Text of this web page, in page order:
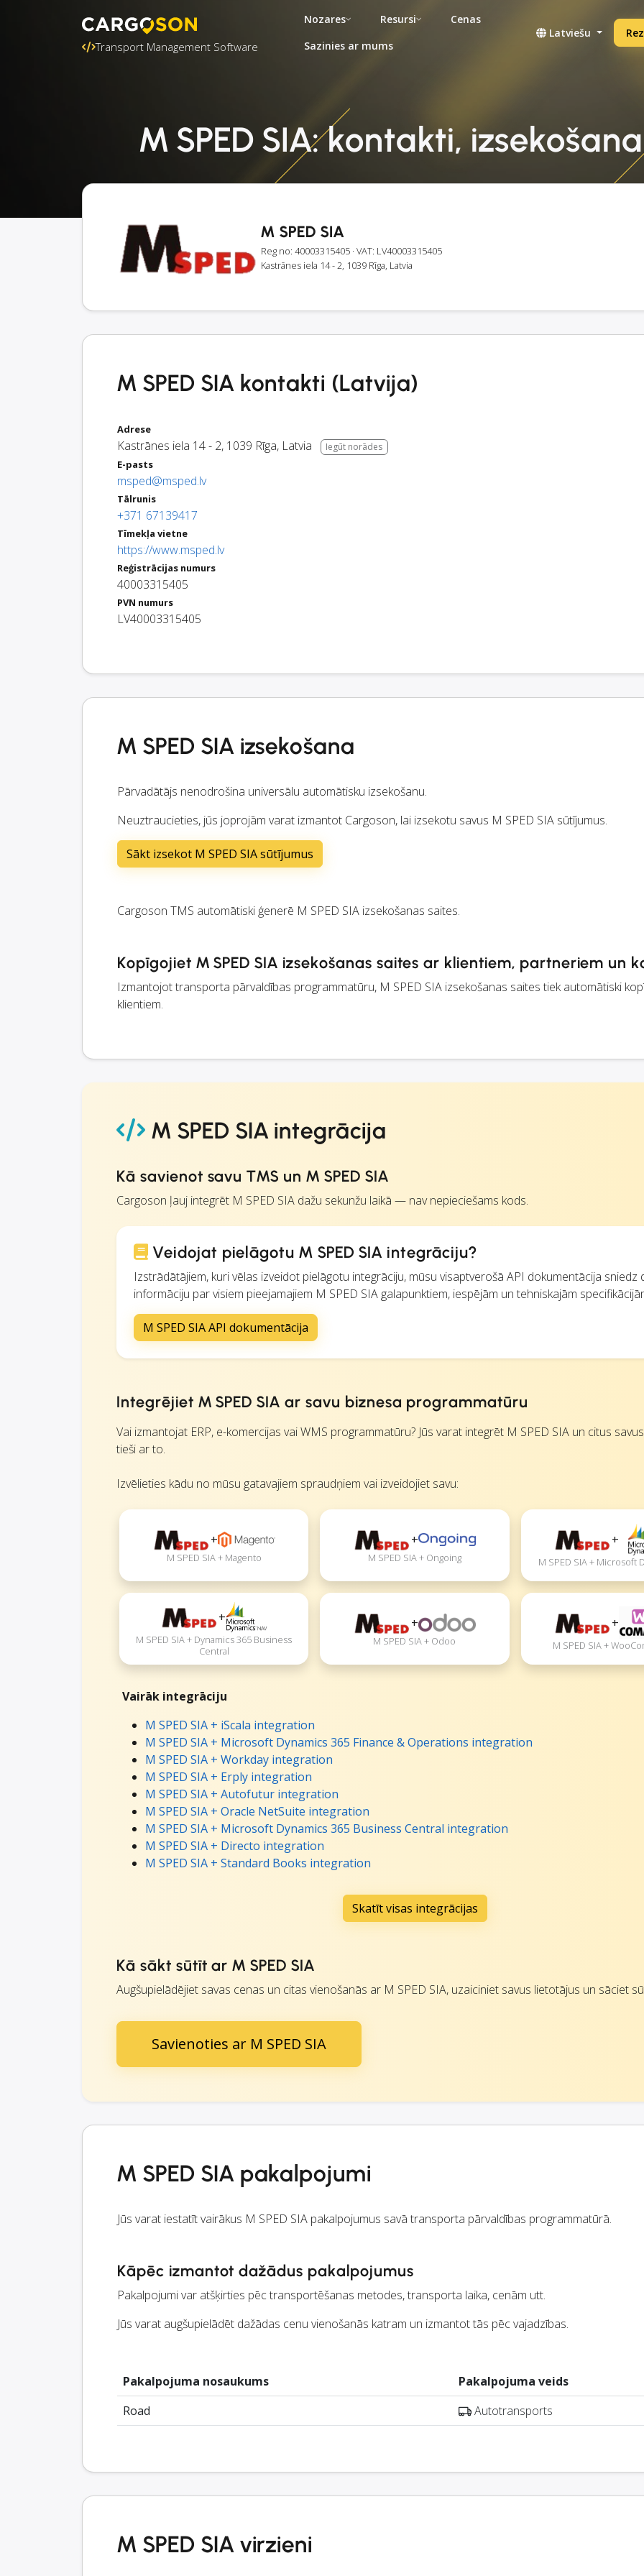
Transport Management Software
Nozares Resursi
Cenas
Sazinies ar mums
Latviešu
M SPED SIA: kontakti,
M SPED SIA
Reg no: 40003315405 · VAT: LV40003315405
Kastrānes iela 14 - 2, 1039 Rīga, Latvia
M SPED SIA kontakti (Latvija)
Adrese
Kastrānes iela 14 - 2, 1039 Rīga, Latvia Iegūt norādes
E-pasts
msped@msped.lv
Tālrunis
+371 67139417
Tīmekļa vietne
https://www.msped.lv
Reģistrācijas numurs
40003315405
PVN numurs
LV40003315405
M SPED SIA izsekošana
Pārvadātājs nenodrošina universālu automātisku izsekošanu.
Neuztraucieties, jūs joprojām varat izmantot Cargoson, lai izsekotu savus M SPED SIA sūtījumus.
Sākt izsekot M SPED SIA sūtījumus
Cargoson TMS automātiski ģenerē M SPED SIA izsekošanas saites.
Kopīgojiet M SPED SIA izsekošanas saites ar klientiem, partneriem un
Izmantojot transporta pārvaldības programmatūru, M SPED SIA izsekošanas saites tiek automātiski
klientiem.
M SPED SIA integrācija
Kā savienot savu TMS un M SPED SIA
Cargoson ļauj integrēt M SPED SIA dažu sekunžu laikā — nav nepieciešams kods.
Veidojat pielāgotu M SPED SIA integrāciju?
Izstrādātājiem, kuri vēlas izveidot pielāgotu integrāciju, mūsu visaptverošā API dokumentācija sniedz
informāciju par visiem pieejamajiem M SPED SIA galapunktiem, iespējām un tehniskajām
M SPED SIA API dokumentācija
Integrējiet M SPED SIA ar savu biznesa programmatūru
Vai izmantojat ERP, e-komercijas vai WMS programmatūru? Jūs varat integrēt M SPED SIA un citus
tieši ar to.
Izvēlieties kādu no mūsu gatavajiem spraudņiem vai izveidojiet savu:
+
M SPED SIA + Magento
+
M SPED SIA + Ongoing
+
M SPED SIA + Microsoft
+
M SPED SIA + Dynamics 365 Business
Central
+
M SPED SIA + Odoo
+
M SPED SIA +
Vairāk integrāciju
M SPED SIA + iScala integration
M SPED SIA + Microsoft Dynamics 365 Finance & Operations integration
M SPED SIA + Workday integration
M SPED SIA + Erply integration
M SPED SIA + Autofutur integration
M SPED SIA + Oracle NetSuite integration
M SPED SIA + Microsoft Dynamics 365 Business Central integration
M SPED SIA + Directo integration
M SPED SIA + Standard Books integration
Skatīt visas integrācijas
Kā sākt sūtīt ar M SPED SIA
Augšupielādējiet savas cenas un citas vienošanās ar M SPED SIA, uzaiciniet savus lietotājus un sāciet
Savienoties ar M SPED SIA
M SPED SIA pakalpojumi
Jūs varat iestatīt vairākus M SPED SIA pakalpojumus savā transporta pārvaldības programmatūrā.
Kāpēc izmantot dažādus pakalpojumus
Pakalpojumi var atšķirties pēc transportēšanas metodes, transporta laika, cenām utt.
Jūs varat augšupielādēt dažādas cenu vienošanās katram un izmantot tās pēc vajadzības.
Pakalpojuma nosaukums
Pakalpojuma veids
Road
Autotransports
M SPED SIA virzieni